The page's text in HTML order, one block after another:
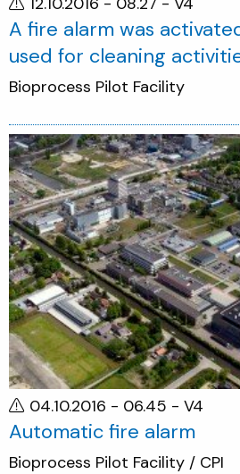
A fire alarm was
used for cleaning
Bioprocess Pilot Facility
04.10.2016 - 06.45 - V4
Automatic fire alarm
Bioprocess Pilot Facility / CPI